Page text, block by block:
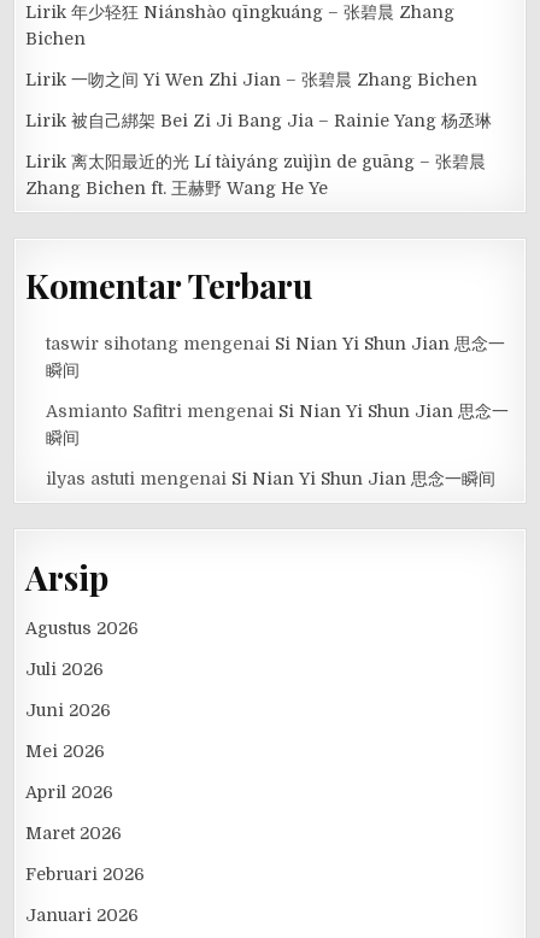
Lirik 年少轻狂 Niánshào qīngkuáng – 张碧晨 Zhang
Bichen
Lirik 一吻之间 Yi Wen Zhi Jian – 张碧晨 Zhang Bichen
Lirik 被自己綁架 Bei Zi Ji Bang Jia – Rainie Yang 杨丞琳
Lirik 离太阳最近的光 Lí tàiyáng zuìjìn de guāng – 张碧晨
Zhang Bichen ft. 王赫野 Wang He Ye
Komentar Terbaru
taswir sihotang mengenai Si Nian Yi Shun Jian 思念一
瞬间
Asmianto Safitri mengenai Si Nian Yi Shun Jian 思念一
瞬间
ilyas astuti mengenai Si Nian Yi Shun Jian 思念一瞬间
Arsip
Agustus 2026
Juli 2026
Juni 2026
Mei 2026
April 2026
Maret 2026
Februari 2026
Januari 2026